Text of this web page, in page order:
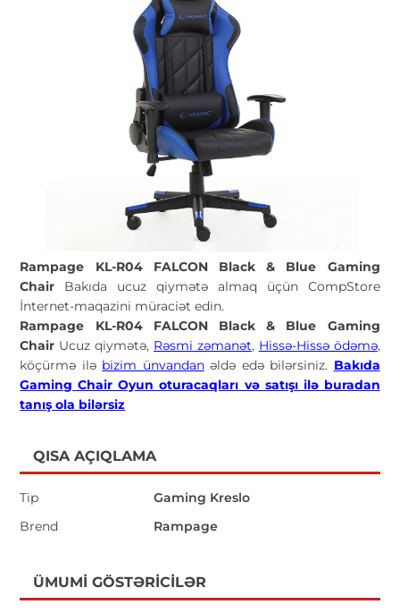
Rampage KL-R04 FALCON Black & Blue Gaming
Chair Bakıda ucuz qiymətə almaq üçün CompStore
İnternet-maqazini müraciət edin.
Rampage KL-R04 FALCON Black & Blue Gaming
Chair Ucuz qiymətə, Rəsmi zəmanət, Hissə-Hissə ödəmə,
köçürmə ilə bizim ünvandanəldə edə bilərsiniz. Bakıda
Gaming Chair Oyun oturacaqları və satışı ilə buradan
tanış ola bilərsiz
QISA AÇIQLAMA
Tip
Gaming Kreslo
Brend
Rampage
ÜMUMI GÖSTƏRICILƏR